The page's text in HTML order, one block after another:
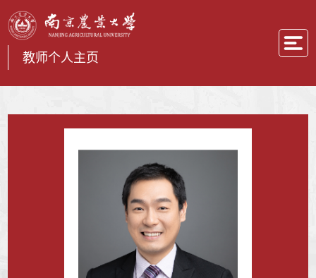
教师个人主页